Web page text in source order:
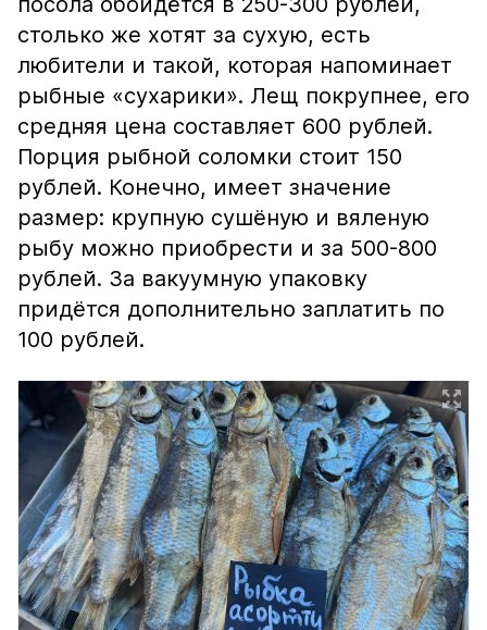
столько же хотят за сухую, есть
любители и такой, которая напоминает
рыбные «сухарики». Лещ покрупнее, его
средняя цена составляет 600 рублей.
Порция рыбной соломки стоит 150
рублей. Конечно, имеет значение
размер: крупную сушёную и вяленую
рыбу можно приобрести и за 500-800
рублей. За вакуумную упаковку
придётся дополнительно заплатить по
100 рублей.